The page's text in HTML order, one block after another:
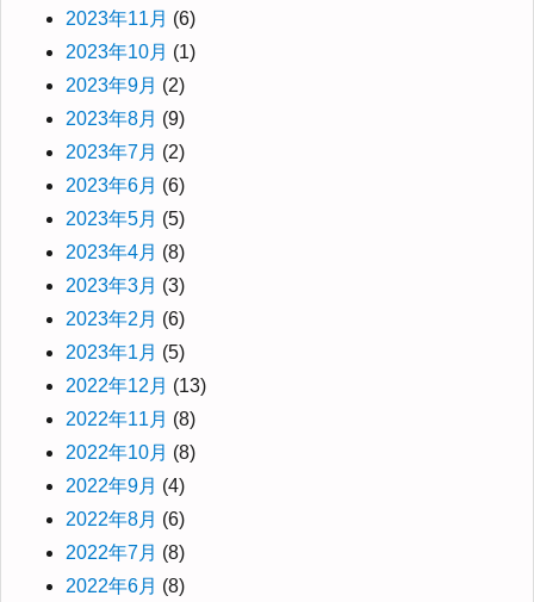
2023年11月 (6)
2023年10月 (1)
2023年9月 (2)
2023年8月 (9)
2023年7月 (2)
2023年6月 (6)
2023年5月 (5)
2023年4月 (8)
2023年3月 (3)
2023年2月 (6)
2023年1月 (5)
2022年12月 (13)
2022年11月 (8)
2022年10月 (8)
2022年9月 (4)
2022年8月 (6)
2022年7月 (8)
2022年6月 (8)